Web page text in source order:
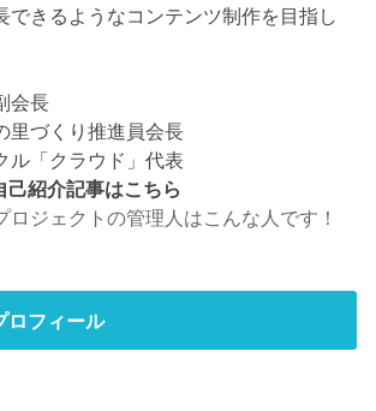
できるようなコンテンツ制作を目指し
会長
里づくり推進員会長
ル「クラウド」代表
紹介記事はこちら
ロジェクトの管理人はこんな人です！
ロフィール